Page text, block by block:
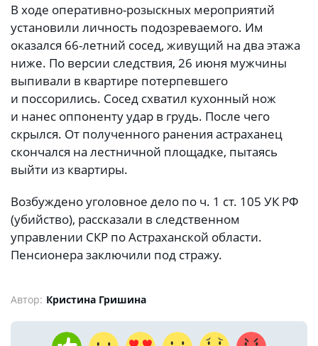
В ходе оперативно-розыскных мероприятий
установили личность подозреваемого. Им
оказался 66-летний сосед, живущий на два этажа
ниже. По версии следствия, 26 июня мужчины
выпивали в квартире потерпевшего
и поссорились. Сосед схватил кухонный нож
и нанес оппоненту удар в грудь. После чего
скрылся. От полученного ранения астраханец
скончался на лестничной площадке, пытаясь
выйти из квартиры.
Возбуждено уголовное дело по ч. 1 ст. 105 УК РФ
(убийство), рассказали в следственном
управлении СКР по Астраханской области.
Пенсионера заключили под стражу.
Автор: Кристина Гришина